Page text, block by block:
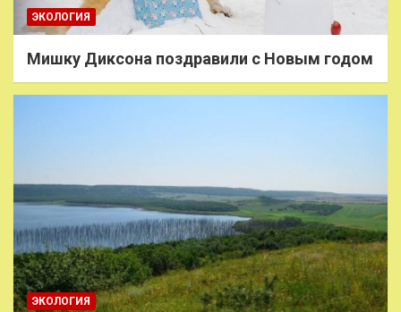
ЭКОЛОГИЯ
Мишку Диксона поздравили с Новым годом
ЭКОЛОГИЯ